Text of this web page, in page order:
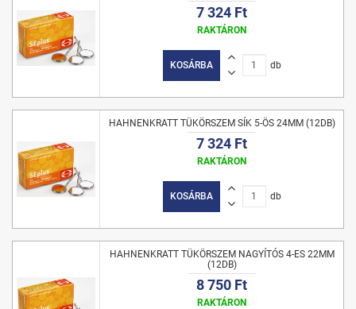
7 324 Ft
RAKTÁRON
KOSÁRBA db
HAHNENKRATT TÜKÖRSZEM SÍK 5-ÖS 24MM (12DB)
7 324 Ft
RAKTÁRON
KOSÁRBA db
HAHNENKRATT TÜKÖRSZEM NAGYÍTÓS 4-ES 22MM
(12DB)
8 750 Ft
RAKTÁRON